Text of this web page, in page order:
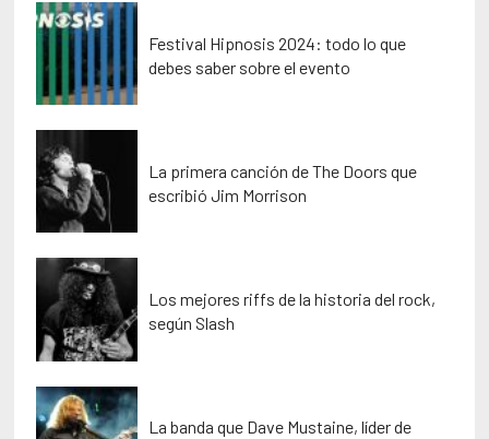
Festival Hipnosis 2024: todo lo que
debes saber sobre el evento
La primera canción de The Doors que
escribió Jim Morrison
Los mejores riffs de la historia del rock,
según Slash
La banda que Dave Mustaine, líder de